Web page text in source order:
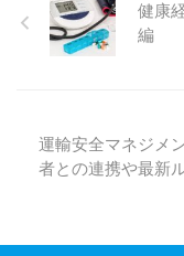
しょうか。 本記事では、
クへの荷物積み込みのコ
らご紹介します。 トラッ
荷物の積み方は主に3つ
の免許を取り立ての方や
みは「ただ積むだけ」と
健康
編
運輸安全マネジメ
者との連携や最新